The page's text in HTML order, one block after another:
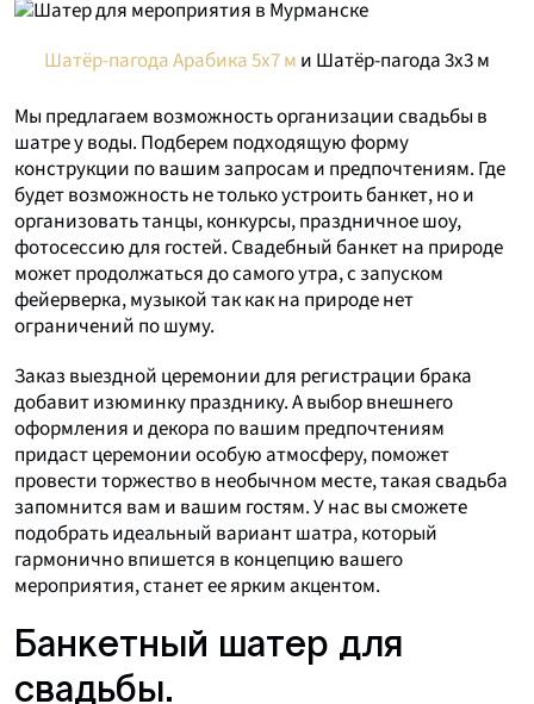
Шатёр-пагода Арабика 5х7 м и Шатёр-пагода 3х3 м
Мы предлагаем возможность организации свадьбы в
шатре у воды. Подберем подходящую форму
конструкции по вашим запросам и предпочтениям. Где
будет возможность не только устроить банкет, но и
организовать танцы, конкурсы, праздничное шоу,
фотосессию для гостей. Свадебный банкет на природе
может продолжаться до самого утра, с запуском
фейерверка, музыкой так как на природе нет
ограничений по шуму.
Заказ выездной церемонии для регистрации брака
добавит изюминку празднику. А выбор внешнего
оформления и декора по вашим предпочтениям
придаст церемонии особую атмосферу, поможет
провести торжество в необычном месте, такая свадьба
запомнится вам и вашим гостям. У нас вы сможете
подобрать идеальный вариант шатра, который
гармонично впишется в концепцию вашего
мероприятия, станет ее ярким акцентом.
Банкетный шатер для
свадьбы.